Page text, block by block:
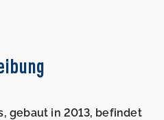
gebaut in 2013, befindet